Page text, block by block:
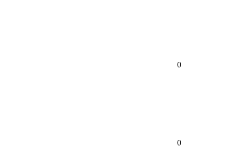
0
0